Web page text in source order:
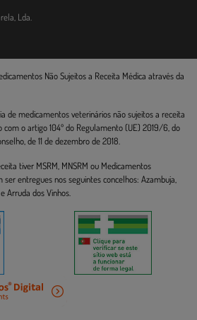
Lda.
Não Sujeitos a Receita Médica através da
de medicamentos veterinários não sujeitos a receita
com o artigo 104º do Regulamento (UE) 2019/6, do
de 11 de dezembro de 2018.
tiver MSRM, MNSRM ou Medicamentos
ser entregues nos seguintes concelhos: Azambuja,
Arruda dos Vinhos.